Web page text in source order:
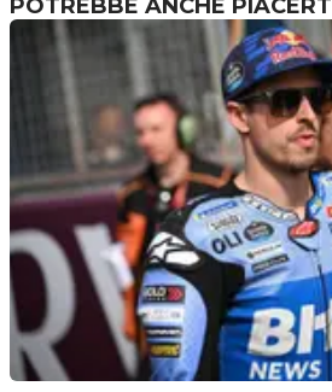
POTREBBE ANCHE PIACERTI